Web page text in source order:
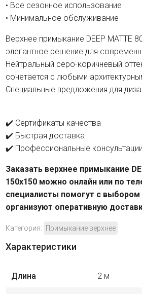
• Все сезонное использование
• Минимальное обслуживание
Верхнее примыкание DEEP MATTE
элегантное решение для
Нейтральный серо-коричневый
сочетается с любыми
Специальные предложения для
✔️ Сертификаты качества
✔️ Быстрая доставка
✔️ Профессиональные консультации
Заказать верхнее примыкание
150х150 можно онлайн или по
специалисты помогут с
организуют оперативную
Категория: Примыкание верхнее
Характеристики
Длина 2 м